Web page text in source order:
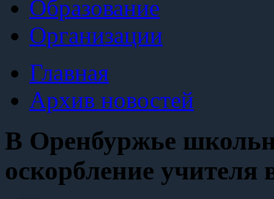
Образование
Организации
Главная
Архив новостей
В Оренбуржье
оскорбление учителя